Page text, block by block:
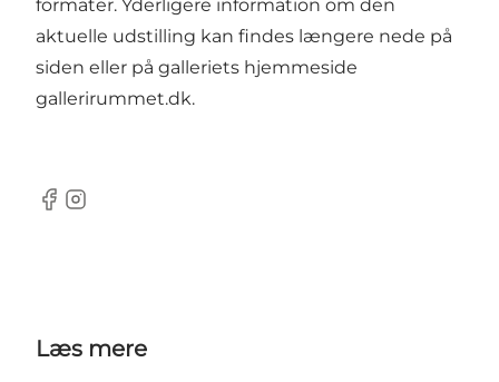
formater. Yderligere information om den
aktuelle udstilling kan findes længere nede på
siden eller på galleriets hjemmeside
gallerirummet.dk.
Facebook
Instagram
Læs mere